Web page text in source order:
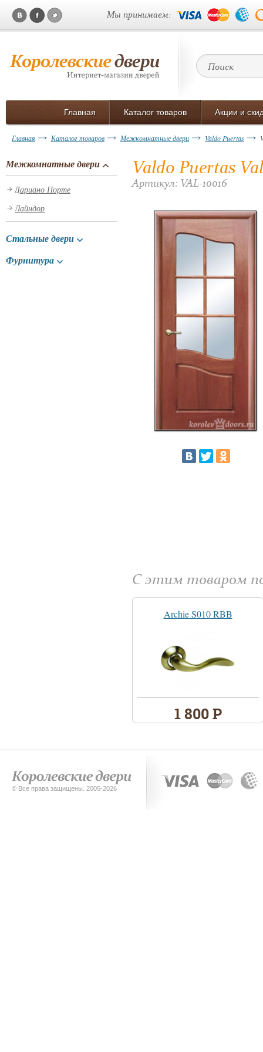
Мы принимаем:
Главная Каталог товаров Акции и
Главная Каталог товаров Межкомнатные двери Valdo Puertas
Межкомнатные двери
Дариано Порте
Лайндор
Стальные двери
Фурнитура
Valdo Puertas
Артикул: VAL-10016
С этим товаром
Archie S010 RBB
1 800 Р
© Все права защищены. 2005-2026